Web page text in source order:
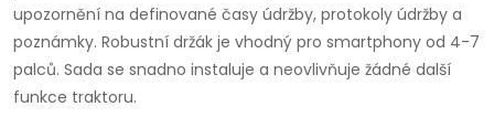
upozornění na definované časy údržby, protokoly údržby a
poznámky. Robustní držák je vhodný pro smartphony od 4-7
palců. Sada se snadno instaluje a neovlivňuje žádné další
funkce traktoru.